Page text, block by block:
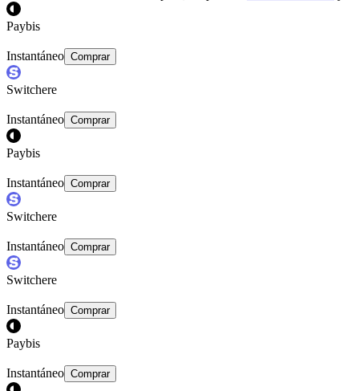
Paybis
Instantáneo Comprar
Switchere
Instantáneo Comprar
Paybis
Instantáneo Comprar
Switchere
Instantáneo Comprar
Switchere
Instantáneo Comprar
Paybis
Instantáneo Comprar